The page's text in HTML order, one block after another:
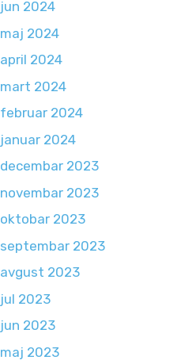
jun 2024
maj 2024
april 2024
mart 2024
februar 2024
januar 2024
decembar 2023
novembar 2023
oktobar 2023
septembar 2023
avgust 2023
jul 2023
jun 2023
maj 2023